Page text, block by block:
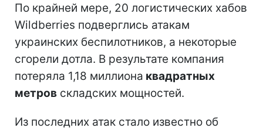
По крайней мере, 20 логистических хабов
Wildberries подверглись атакам
украинских беспилотников, а некоторые
сгорели дотла. В результате компания
потеряла 1,18 миллиона квадратных
метров складских мощностей.
Из последних атак стало известно об